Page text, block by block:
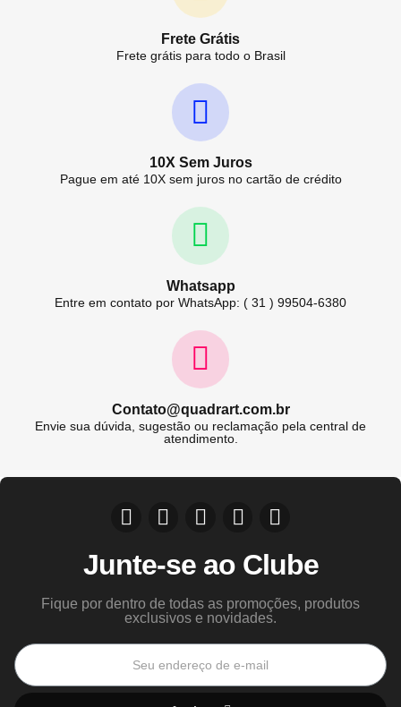
Frete Grátis
Frete grátis para todo o Brasil
10X Sem Juros
Pague em até 10X sem juros no cartão de crédito
Whatsapp
Entre em contato por WhatsApp: ( 31 ) 99504-6380
Contato@quadrart.com.br
Envie sua dúvida, sugestão ou reclamação pela central de
atendimento.
Junte-se ao Clube
Fique por dentro de todas as promoções, produtos
exclusivos e novidades.